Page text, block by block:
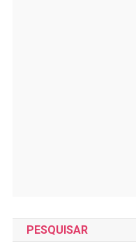
PESQUISAR